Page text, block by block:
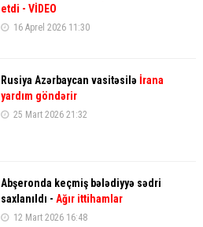
etdi - VİDEO
16 Aprel 2026 11:30
Rusiya Azərbaycan vasitəsilə İrana
yardım göndərir
25 Mart 2026 21:32
Abşeronda keçmiş bələdiyyə sədri
saxlanıldı - Ağır ittihamlar
12 Mart 2026 16:48